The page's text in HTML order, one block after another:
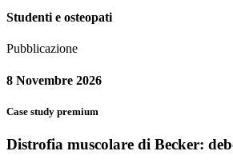
Studenti e osteopati
Pubblicazione
8 Novembre 2026
Case study premium
Distrofia muscolare di Becker: